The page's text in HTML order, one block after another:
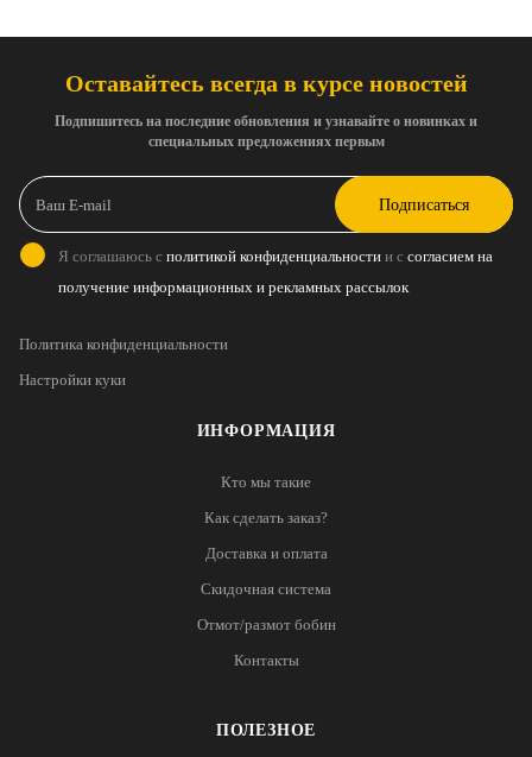
ИНФОРМАЦИЯ
Кто мы такие
Как сделать заказ?
Доставка и оплата
Скидочная система
Отмот/размот бобин
Контакты
ПОЛЕЗНОЕ
Оставайтесь всегда в курсе новостей
Подпишитесь на последние обновления и узнавайте о новинках и
специальных предложениях первым
Подписаться
Я соглашаюсь с политикой конфиденциальности и с согласием на
получение информационных и рекламных рассылок
Политика конфиденциальности
Настройки куки